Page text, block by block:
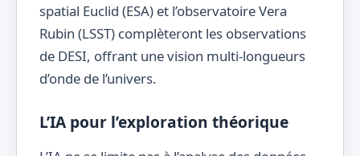
spatial Euclid (ESA) et l’observatoire Vera
Rubin (LSST) complèteront les observations
de DESI, offrant une vision multi-longueurs
d’onde de l’univers.
L’IA pour l’exploration théorique